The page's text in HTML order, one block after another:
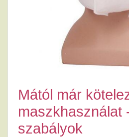
Mától már
maszkhasználat
szabályok